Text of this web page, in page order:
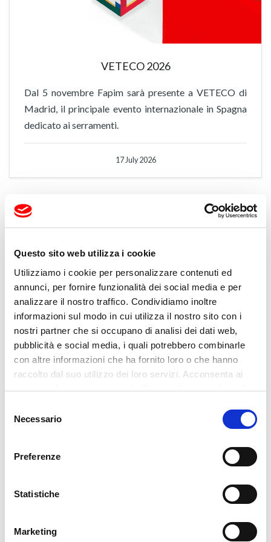
Questo sito web utilizza i cookie
Utilizziamo i cookie per personalizzare contenuti ed
annunci, per fornire funzionalità dei social media e per
analizzare il nostro traffico. Condividiamo inoltre
informazioni sul modo in cui utilizza il nostro sito con i
nostri partner che si occupano di analisi dei dati web,
pubblicità e social media, i quali potrebbero combinarle
con altre informazioni che ha fornito loro o che hanno
raccolto dal suo utilizzo dei loro servizi. Acconsenta ai
nostri cookie se continua ad utilizzare il nostro sito web.
delNecessario
Preferenze
Statistiche
Marketing
VETECO 2026
Dal 5 novembre Fapim sarà presente a VETECO di
Madrid, il principale evento internazionale in Spagna
dedicato ai serramenti.
17 July 2026
YED2024
Vicenza !